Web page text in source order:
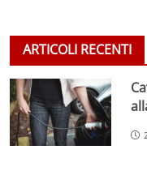
ARTICOLI RECENTI